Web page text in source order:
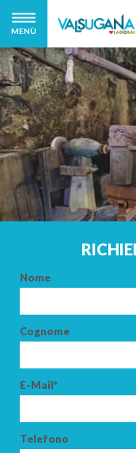
MENÙ
Nome
Cognome
E-Mail*
Telefono